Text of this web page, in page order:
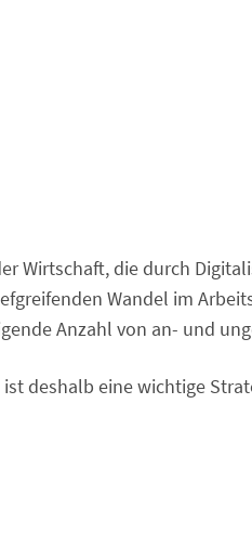
Wirtschaft, die durch
Wandel im
Anzahl von an- und
deshalb eine wichtige